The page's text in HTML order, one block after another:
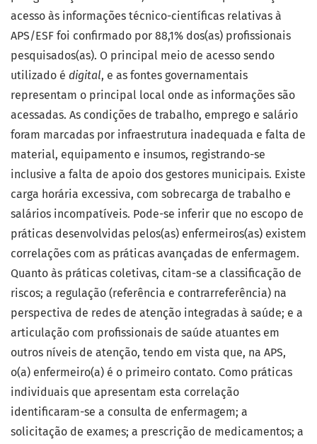
acesso às informações técnico-científicas relativas à
APS/ESF foi confirmado por 88,1% dos(as) profissionais
pesquisados(as). O principal meio de acesso sendo
utilizado é digital, e as fontes governamentais
representam o principal local onde as informações são
acessadas. As condições de trabalho, emprego e salário
foram marcadas por infraestrutura inadequada e falta de
material, equipamento e insumos, registrando-se
inclusive a falta de apoio dos gestores municipais. Existe
carga horária excessiva, com sobrecarga de trabalho e
salários incompatíveis. Pode-se inferir que no escopo de
práticas desenvolvidas pelos(as) enfermeiros(as) existem
correlações com as práticas avançadas de enfermagem.
Quanto às práticas coletivas, citam-se a classificação de
riscos; a regulação (referência e contrarreferência) na
perspectiva de redes de atenção integradas à saúde; e a
articulação com profissionais de saúde atuantes em
outros níveis de atenção, tendo em vista que, na APS,
o(a) enfermeiro(a) é o primeiro contato. Como práticas
individuais que apresentam esta correlação
identificaram-se a consulta de enfermagem; a
solicitação de exames; a prescrição de medicamentos; a